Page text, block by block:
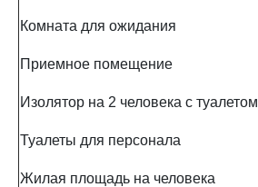
Комната для ожидания
Приемное помещение
Изолятор на 2 человека с туалетом
Туалеты для персонала
Жилая площадь на человека